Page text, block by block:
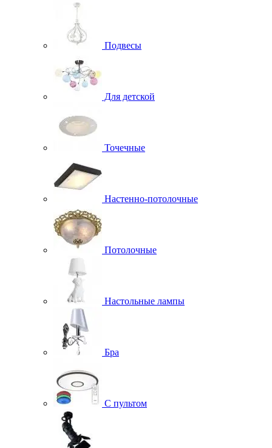
Подвесы
Для детской
Точечные
Настенно-потолочные
Потолочные
Настольные лампы
Бра
С пультом